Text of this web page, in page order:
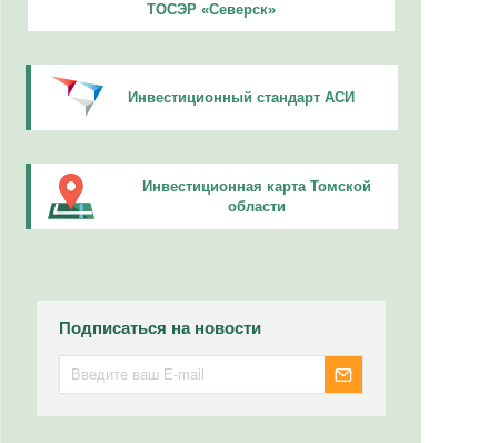
ТОСЭР «Северск»
Инвестиционный стандарт АСИ
Инвестиционная карта Томской
области
Подписаться на новости